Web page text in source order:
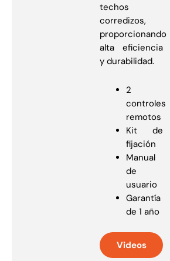
techos
corredizos,
proporcionando
alta eficiencia
y durabilidad.
2
controles
remotos
Kit de
fijación
Manual
de
usuario
Garantía
de 1 año
Videos